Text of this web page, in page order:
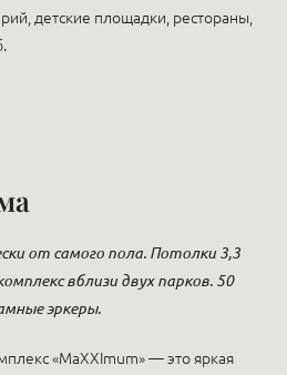
детские площадки, рестораны,
от самого пола. Потолки 3,3
вблизи двух парков. 50
эркеры.
«MaXXImum» — это яркая